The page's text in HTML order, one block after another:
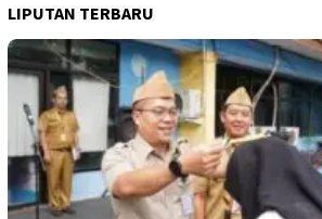
LIPUTAN TERBARU